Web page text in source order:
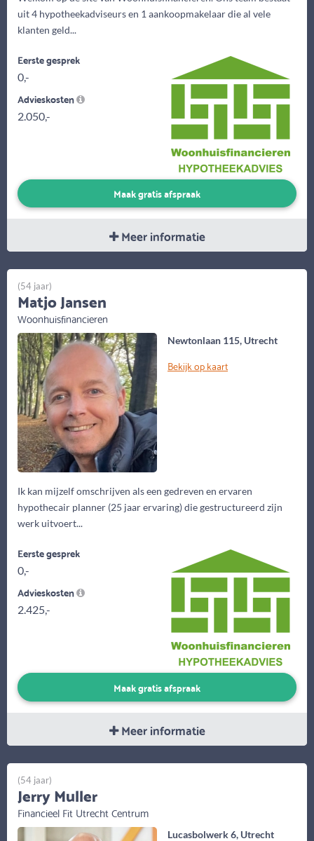
uit 4 hypotheekadviseurs en 1 aankoopmakelaar die al vele
klanten geld...
Eerste gesprek
0,-
Advieskosten
2.050,-
Maak gratis afspraak
Meer informatie
Newtonlaan 115, Utrecht
Bekijk op kaart
Ik kan mijzelf omschrijven als een gedreven en ervaren
hypothecair planner (25 jaar ervaring) die gestructureerd zijn
werk uitvoert...
(54 jaar)
Matjo Jansen
Woonhuisfinancieren
Eerste gesprek
0,-
Advieskosten
2.425,-
Maak gratis afspraak
Meer informatie
Lucasbolwerk 6, Utrecht
(54 jaar)
Jerry Muller
Financieel Fit Utrecht Centrum